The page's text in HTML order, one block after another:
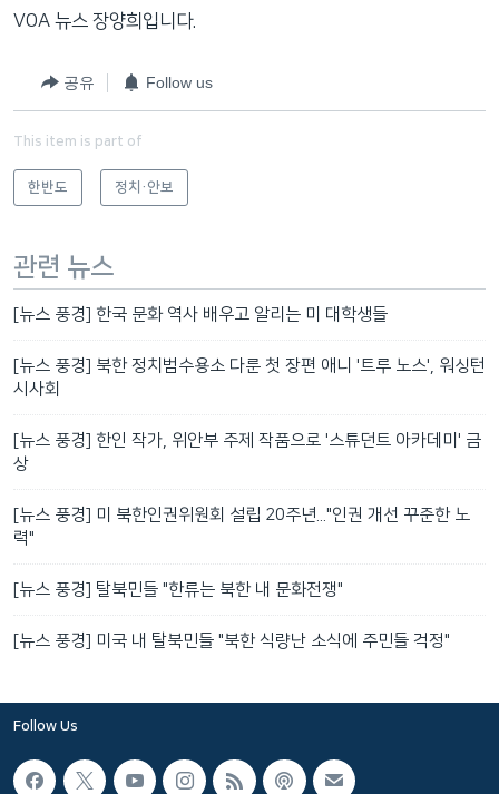
VOA 뉴스 장양희입니다.
공유 Follow us
This item is part of
한반도 정치·안보
관련 뉴스
[뉴스 풍경] 한국 문화 역사 배우고 알리는 미 대학생들
[뉴스 풍경] 북한 정치범수용소 다룬 첫 장편 애니 '트루 노스', 워싱턴
시사회
[뉴스 풍경] 한인 작가, 위안부 주제 작품으로 '스튜던트 아카데미' 금
상
[뉴스 풍경] 미 북한인권위원회 설립 20주년..."인권 개선 꾸준한 노
력"
[뉴스 풍경] 탈북민들 "한류는 북한 내 문화전쟁"
[뉴스 풍경] 미국 내 탈북민들 "북한 식량난 소식에 주민들 걱정"
Follow Us